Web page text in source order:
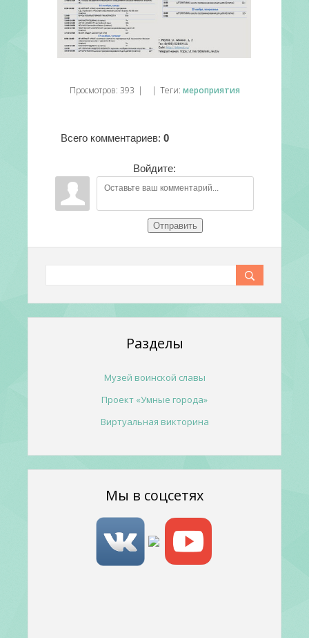
Просмотров: 393 | | Теги: мероприятия
Всего комментариев: 0
Войдите:
Отправить
Разделы
Музей воинской славы
Проект «Умные города»
Виртуальная викторина
Мы в соцсетях